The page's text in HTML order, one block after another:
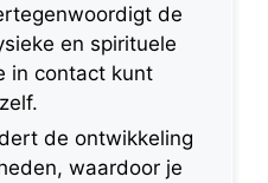
de
en spirituele
in contact kunt
de ontwikkeling
waardoor je